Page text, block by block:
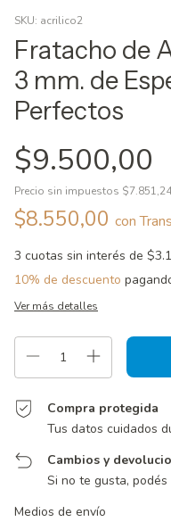
SKU: acrilico2
Fratacho de
3 mm. de
Perfectos
$9.500,00
Precio sin impuestos $7.851,24
$8.550,00 con
3 cuotas sin interés de
10% de descuento
Ver más detalles
Compra protegida
Tus datos cuidados
Cambios y
Si no te gusta,
Entregas para el CP:
Medios de envío